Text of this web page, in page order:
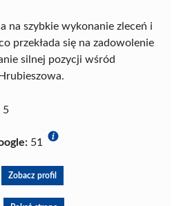
na szybkie wykonanie zleceń i
przekłada się na zadowolenie
silnej pozycji wśród
5
51
Zobacz profil